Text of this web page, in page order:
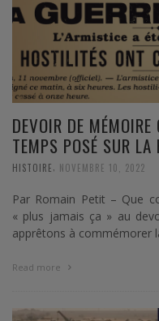
DEVOIR DE
TEMPS POSÉ SUR LA
HISTOIRE NOVEMBRE 10, 2022
Par Romain Petit – Que
« plus jamais ça » au
apprêtons à commémorer
Read more